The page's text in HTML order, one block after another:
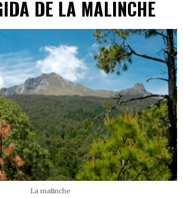
DE LA MALINCHE
La malinche